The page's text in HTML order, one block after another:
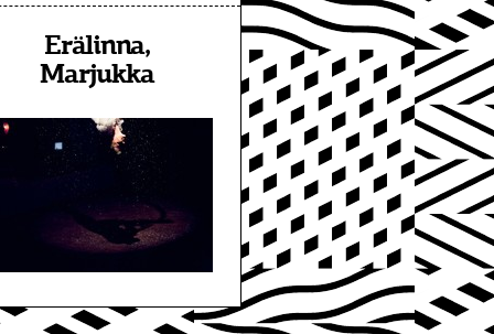
Erälinna,
Marjukka